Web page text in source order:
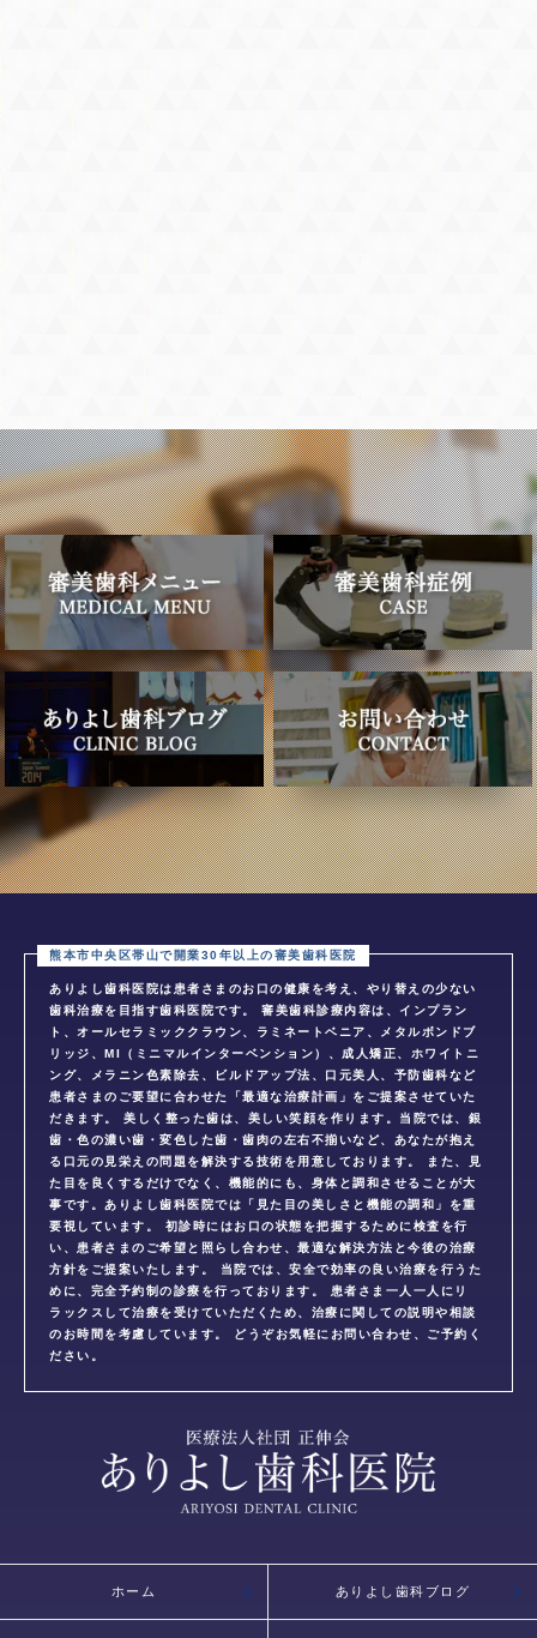
ありよし歯科医院は患者さまのお口の健康を考え、やり替えの少ない
歯科治療を目指す歯科医院です。 審美歯科診療内容は、インプラン
ト、オールセラミッククラウン、ラミネートベニア、メタルボンドブ
リッジ、MI（ミニマルインターベンション）、成人矯正、ホワイトニ
ング、メラニン色素除去、ビルドアップ法、口元美人、予防歯科など
患者さまのご要望に合わせた「最適な治療計画」をご提案させていた
だきます。 美しく整った歯は、美しい笑顔を作ります。当院では、銀
歯・色の濃い歯・変色した歯・歯肉の左右不揃いなど、あなたが抱え
る口元の見栄えの問題を解決する技術を用意しております。 また、見
た目を良くするだけでなく、機能的にも、身体と調和させることが大
事です。ありよし歯科医院では「見た目の美しさと機能の調和」を重
要視しています。 初診時にはお口の状態を把握するために検査を行
い、患者さまのご希望と照らし合わせ、最適な解決方法と今後の治療
方針をご提案いたします。 当院では、安全で効率の良い治療を行うた
めに、完全予約制の診療を行っております。 患者さま一人一人にリ
ラックスして治療を受けていただくため、治療に関しての説明や相談
のお時間を考慮しています。 どうぞお気軽にお問い合わせ、ご予約く
ださい。
ホーム ありよし歯科ブログ